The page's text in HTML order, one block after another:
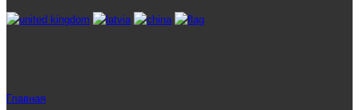
Главная